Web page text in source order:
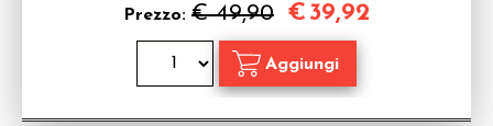
Prezzo: € 49,90 € 39,92